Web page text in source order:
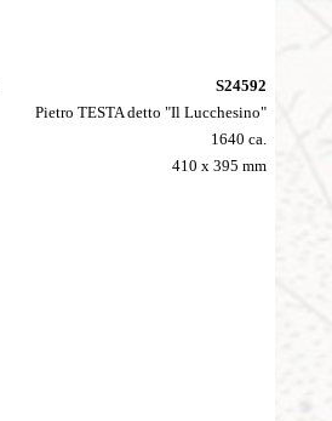
S24592
Pietro TESTA detto "Il Lucchesino"
1640 ca.
410 x 395 mm